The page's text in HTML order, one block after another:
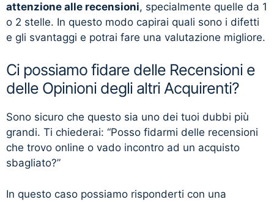
attenzione alle recensioni, specialmente quelle da 1
o 2 stelle. In questo modo capirai quali sono i difetti
e gli svantaggi e potrai fare una valutazione migliore.
Ci possiamo fidare delle Recensioni e
delle Opinioni degli altri Acquirenti?
Sono sicuro che questo sia uno dei tuoi dubbi più
grandi. Ti chiederai: “Posso fidarmi delle recensioni
che trovo online o vado incontro ad un acquisto
sbagliato?”
In questo caso possiamo risponderti con una